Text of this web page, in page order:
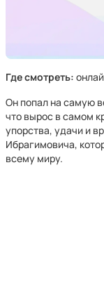
Где смотреть:
Он попал на самую
что вырос в самом
упорства, удачи и
Ибрагимовича,
всему миру.